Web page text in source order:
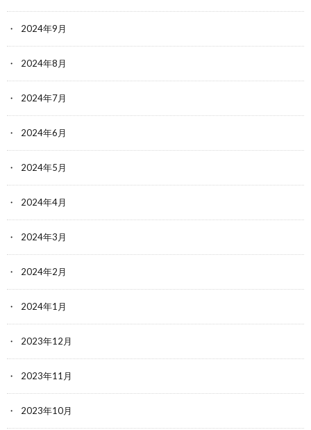
2024年9月
2024年8月
2024年7月
2024年6月
2024年5月
2024年4月
2024年3月
2024年2月
2024年1月
2023年12月
2023年11月
2023年10月